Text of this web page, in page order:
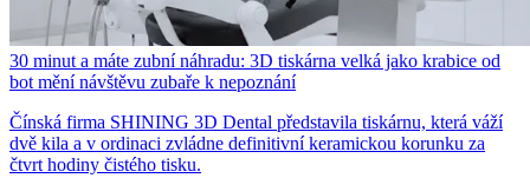
30 minut a máte zubní náhradu: 3D tiskárna velká jako krabice od
bot mění návštěvu zubaře k nepoznání
Čínská firma SHINING 3D Dental představila tiskárnu, která váží
dvě kila a v ordinaci zvládne definitivní keramickou korunku za
čtvrt hodiny čistého tisku.